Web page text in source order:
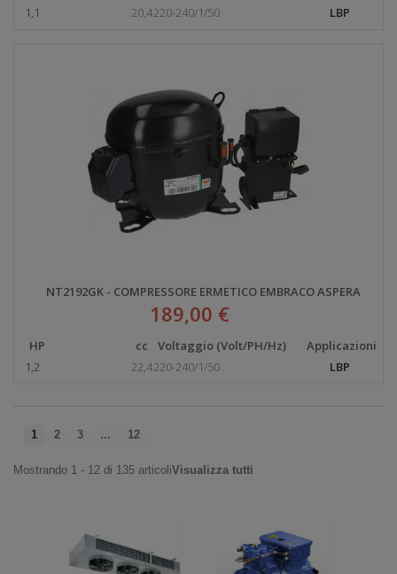
1,1
20,4220-240/1/50 LBP
NT2192GK - COMPRESSORE ERMETICO EMBRACO ASPERA
189,00 €
HP cc Voltaggio (Volt/PH/Hz)
Applicazioni
1,2
22,4220-240/1/50 LBP
1 2 3 ... 12
Mostrando 1 - 12 di 135 articoliVisualizza tutti